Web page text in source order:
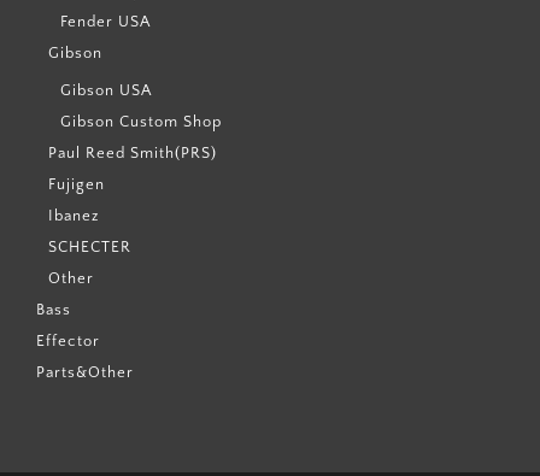
Fender USA
Gibson
Gibson USA
Gibson Custom Shop
Paul Reed Smith(PRS)
Fujigen
Ibanez
SCHECTER
Other
Bass
Effector
Parts&Other